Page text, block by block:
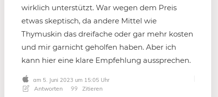
wirklich unterstützt. War wegen dem Preis
etwas skeptisch, da andere Mittel wie
Thymuskin das dreifache oder gar mehr kosten
und mir garnicht geholfen haben. Aber ich
kann hier eine klare Empfehlung aussprechen.
am 5. Juni 2023 um 15:05 Uhr
Antworten Zitieren